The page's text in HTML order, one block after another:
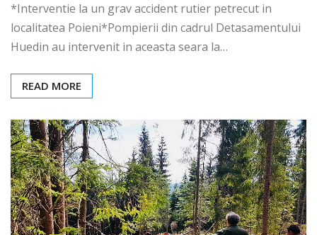
*Interventie la un grav accident rutier petrecut in
localitatea Poieni*Pompierii din cadrul Detasamentului
Huedin au intervenit in aceasta seara la…
READ MORE